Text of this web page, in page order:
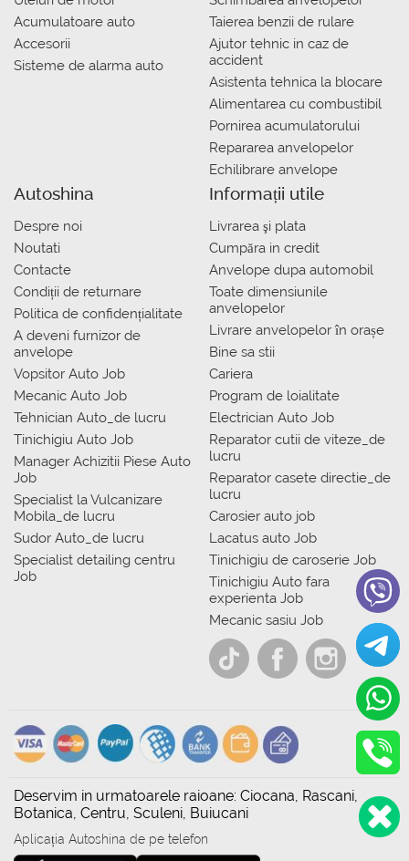
Acumulatoare auto
Accesorii
Sisteme de alarma auto
Taierea benzii de rulare
Ajutor tehnic in caz de
accident
Asistenta tehnica la blocare
Alimentarea cu combustibil
Pornirea acumulatorului
Repararea anvelopelor
Echilibrare anvelope
Autoshina
Despre noi
Noutati
Contacte
Condiții de returnare
Politica de confidențialitate
A deveni furnizor de
anvelope
Vopsitor Auto Job
Mecanic Auto Job
Tehnician Auto_de lucru
Tinichigiu Auto Job
Manager Achizitii Piese Auto
Job
Specialist la Vulcanizare
Mobila_de lucru
Sudor Auto_de lucru
Specialist detailing centru
Job
Informații utile
Livrarea şi plata
Сumpăra in credit
Anvelope dupa automobil
Toate dimensiunile
anvelopelor
Livrare anvelopelor în orașe
Bine sa stii
Cariera
Program de loialitate
Electrician Auto Job
Reparator cutii de viteze_de
lucru
Reparator casete directie_de
lucru
Carosier auto job
Lacatus auto Job
Tinichigiu de caroserie Job
Tinichigiu Auto fara
experienta Job
Mecanic sasiu Job
Deservim in urmatoarele raioane: Ciocana, Rascani,
Botanica, Centru, Sculeni, Buiucani
Aplicația Autoshina de pe telefon